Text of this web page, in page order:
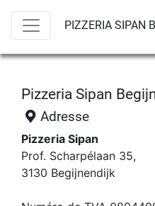
PIZZERIA SIPAN
Pizzeria Sipan
Adresse
Pizzeria Sipan
Prof. Scharpélaan 35,
3130 Begijnendijk